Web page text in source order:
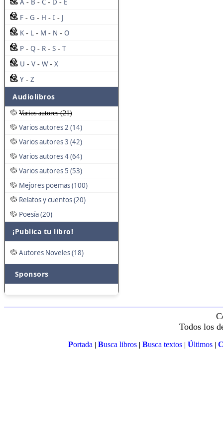
A - B - C - D - E
F - G - H - I - J
K - L - M - N - O
P - Q - R - S - T
U - V - W - X
Y - Z
Audiolibros
Varios autores (21)
Varios autores 2 (14)
Varios autores 3 (42)
Varios autores 4 (64)
Varios autores 5 (53)
Mejores poemas (100)
Relatos y cuentos (20)
Poesía (20)
¡Publica tu libro!
Autores Noveles (18)
Sponsors
Todos los
Portada| Busca libros| Busca textos| Últimos|